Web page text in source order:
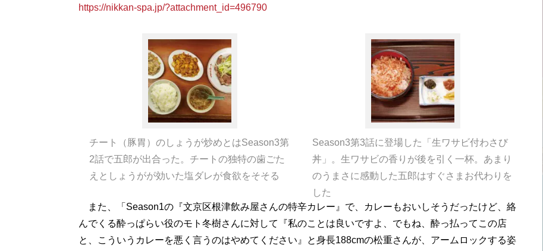
https://nikkan-spa.jp/?attachment_id=496790
チート（豚胃）のしょうが炒めとはSeason3第
2話で五郎が出合った。チートの独特の歯ごた
えとしょうがが効いた塩ダレが食欲をそそる
Season3第3話に登場した「生ワサビ付わさび
丼」。生ワサビの香りが後を引く一杯。あまり
のうまさに感動した五郎はすぐさまお代わりを
した
また、「Season1の『文京区根津飲み屋さんの特辛カレー』で、カレーもおいしそうだったけど、絡
んでくる酔っぱらい役のモト冬樹さんに対して『私のことは良いですよ、でもね、酔っ払ってこの店
と、こういうカレーを悪く言うのはやめてください』と身長188cmの松重さんが、アームロックする姿